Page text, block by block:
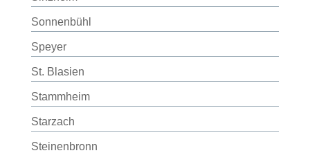
Sonnenbühl
Speyer
St. Blasien
Stammheim
Starzach
Steinenbronn